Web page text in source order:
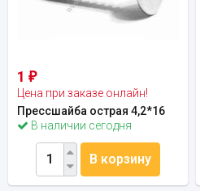
1 ₽
Цена при заказе онлайн!
Прессшайба острая 4,2*16
В наличии сегодня
В корзину